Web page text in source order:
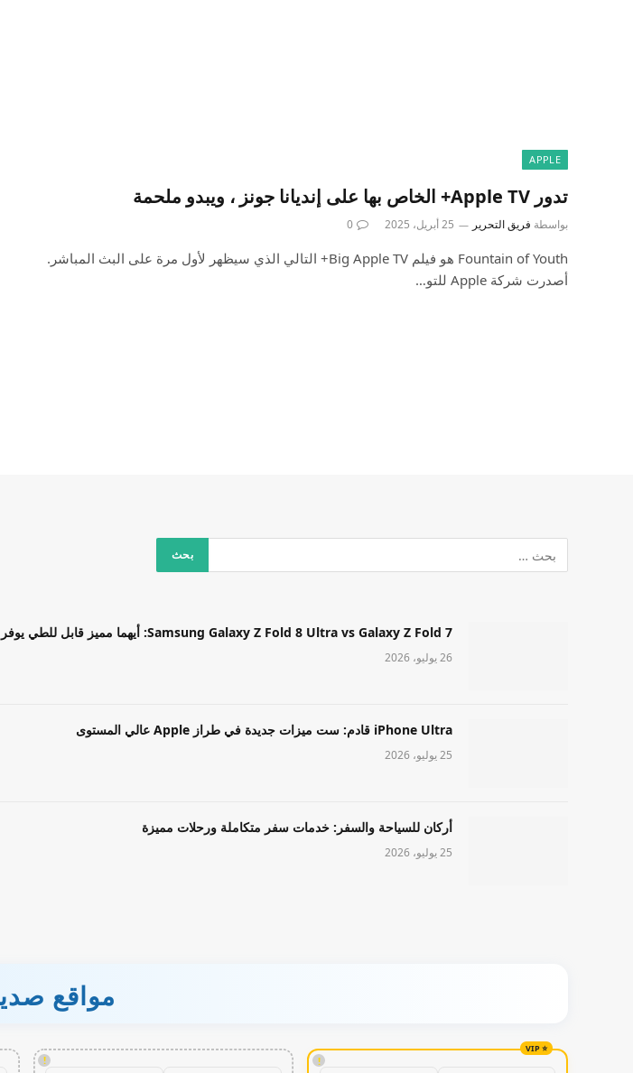
APPLE
تدور Apple TV+ الخاص بها على إنديانا جونز ، ويبدو ملحمة
بواسطة فريق التحرير 25 أبريل، 2025 0
Fountain of Youth هو فيلم Big Apple TV+ التالي الذي سيظهر لأول مرة على البث المباشر.
أصدرت شركة Apple للتو…
Samsung Galaxy Z Fold 8 Ultra vs Galaxy Z Fold 7: أيهما مميز قابل للطي يوفر قيمة أفضل
26 يوليو، 2026
iPhone Ultra قادم: ست ميزات جديدة في طراز Apple عالي المستوى
25 يوليو، 2026
أركان للسياحة والسفر: خدمات سفر متكاملة ورحلات مميزة
25 يوليو، 2026
مواقع
!
!